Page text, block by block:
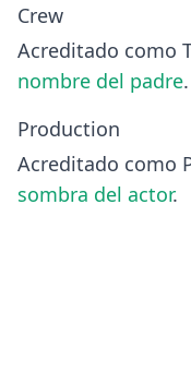
Crew
Acreditado como
nombre del padre.
Production
Acreditado como
sombra del actor.